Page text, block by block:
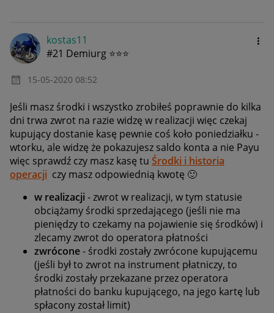
kostas11
#21 Demiurg ⭐⭐⭐
‎15-05-2020 08:52
Jeśli masz środki i wszystko zrobiłeś poprawnie do kilka
dni trwa zwrot na razie widzę w realizacji więc czekaj
kupujący dostanie kasę pewnie coś koło poniedziałku -
wtorku, ale widzę że pokazujesz saldo konta a nie Payu
więc sprawdź czy masz kasę tu Środki i historia
operacji czy masz odpowiednią kwotę 🙂
w realizacji - zwrot w realizacji, w tym statusie
obciążamy środki sprzedającego (jeśli nie ma
pieniędzy to czekamy na pojawienie się środków) i
zlecamy zwrot do operatora płatności
zwrócone- środki zostały zwrócone kupującemu
(jeśli był to zwrot na instrument płatniczy, to
środki zostały przekazane przez operatora
płatności do banku kupującego, na jego kartę lub
spłacony został limit)